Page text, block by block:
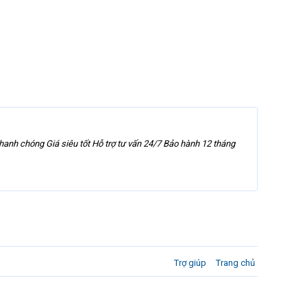
chóng Giá siêu tốt Hỗ trợ tư vấn 24/7 Bảo hành 12 tháng
Trợ giúp Trang chủ